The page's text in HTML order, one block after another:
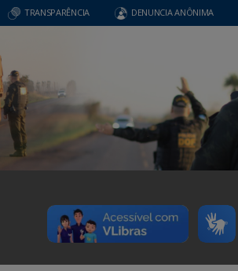
TRANSPARÊNCIA DENUNCIA ANÔNIMA